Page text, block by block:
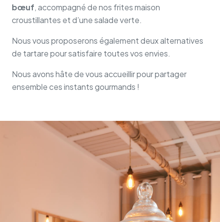
bœuf, accompagné de nos frites maison
croustillantes et d’une salade verte.
Nous vous proposerons également deux alternatives
de tartare pour satisfaire toutes vos envies.
Nous avons hâte de vous accueillir pour partager
ensemble ces instants gourmands !